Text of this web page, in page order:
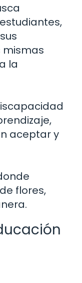
la
aceptar y
flores,